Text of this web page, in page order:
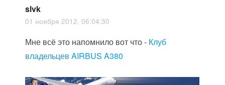
slvk
01 ноября 2012, 06:04:30
Мне всё это напомнило вот что - Клуб
владельцев AIRBUS A380